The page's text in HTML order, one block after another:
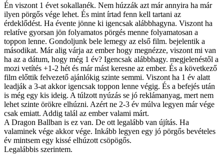
Én viszont 1 évet sokallanék. Nem húzzák azt már annyira ha már
ilyen pörgős vége lehet. És mint írtad fenn kell tartani az
érdeklődést. Ha évente jönne ki igencsak alábbhagyna. Viszont ha
relatíve gyorsan jön folyamatos pörgés menne folyamatosan a
toppon lenne. Gondoljunk bele lemegy az első film. bejelentik a
másodikat. Már alig várja az ember hogy megnézze, viszont mi van
ha az a dátum, hogy még 1 év? Igencsak alábbhagy. megjelenéstől a
mozi vetítés +1-2 hét és már mást keresne az ember. És a következő
film előttik felvezető ajánlókig szinte semmi. Viszont ha 1 év alatt
leadják a 3-at akkor igencsak toppon lenne végig. És a befejés után
is még egy kis ideig. A túlzott nyúzás se jó reklámanyag, mert nem
lehet szinte örökre elhúzni. Azért ne 2-3 év múlva legyen már vége
csak emiatt. Addig talál az ember valami márt.
A Dragon Ballban is ez van. De ott legalább van újítás. Ha
valaminek vége akkor vége. Inkább legyen egy jó pörgős bevételes
év mintsem egy kissé elhúzott csöpögős.
Legalábbis szerintem.